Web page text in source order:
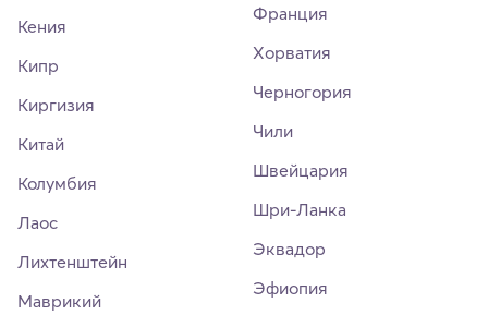
Кения
Кипр
Киргизия
Китай
Колумбия
Лаос
Лихтенштейн
Маврикий
Франция
Хорватия
Черногория
Чили
Швейцария
Шри-Ланка
Эквадор
Эфиопия